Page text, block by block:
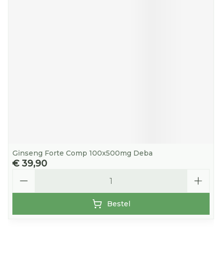
Ginseng Forte Comp 100x500mg Deba
€ 39,90
Bestel